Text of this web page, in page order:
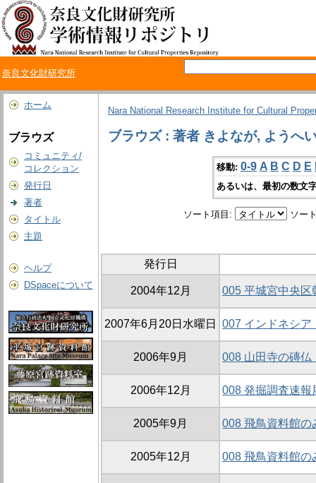
奈良文化財研究所
ホーム
ブラウズ
コミュニティ/
コレクション
発行日
著者
タイトル
主題
ヘルプ
DSpaceについて
Nara National Research Institute for Cultural
ブラウズ : 著者 きよなが, ようへ
移動: 0-9 A B C D E
あるいは、最初の数文
ソート項目: ソー
発行日
2004年12月 005 平城宮中央区
2007年6月20日水曜日 007 インドネシア
2006年9月 008 山田寺の磚
2006年12月 008 発掘調査速報
2005年9月 008 飛鳥資料館の
2005年12月 008 飛鳥資料館の